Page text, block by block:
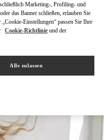
Marketing-, Profiling- und
das Banner schließen, erlauben Sie
Einstellungen“ passen Sie Ihre
Cookie-Richtlinie und der
Alle zulassen